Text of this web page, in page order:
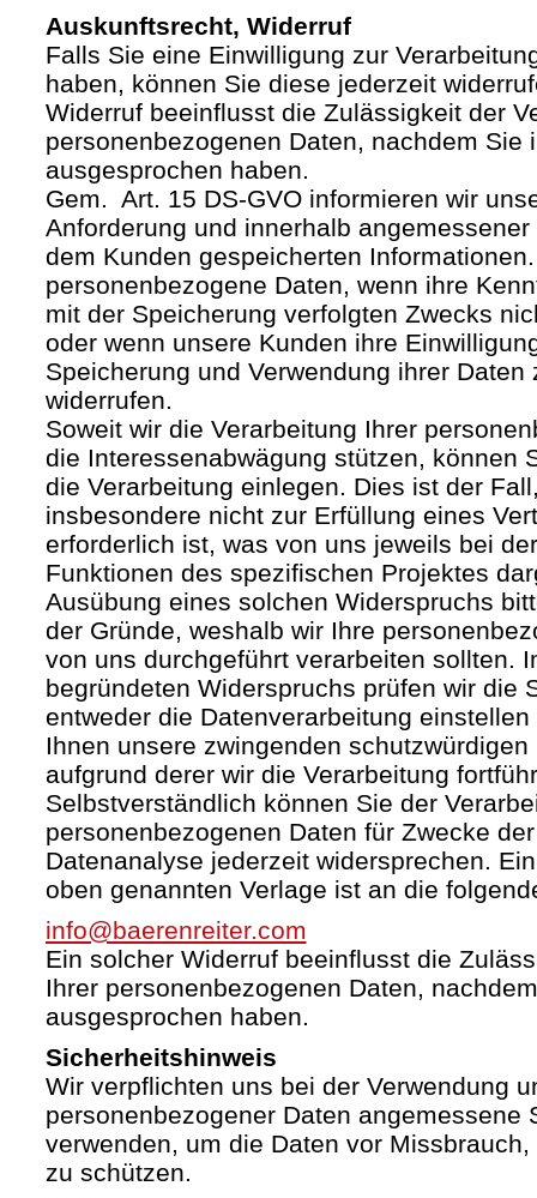
Auskunftsrecht, Widerruf
Falls Sie eine Einwilligung zur
haben, können Sie diese jederzeit
Widerruf beeinflusst die Zulässigkeit der
personenbezogenen Daten, nachdem Sie
ausgesprochen haben.
Gem. Art. 15 DS-GVO informieren wir
Anforderung und innerhalb
dem Kunden gespeicherten
personenbezogene Daten, wenn ihre
mit der Speicherung verfolgten Zwecks
oder wenn unsere Kunden ihre
Speicherung und Verwendung ihrer Daten
widerrufen.
Soweit wir die Verarbeitung Ihrer
die Interessenabwägung stützen, können
die Verarbeitung einlegen. Dies ist der
insbesondere nicht zur Erfüllung eines
erforderlich ist, was von uns jeweils bei
Funktionen des spezifischen Projektes
Ausübung eines solchen Widerspruchs
der Gründe, weshalb wir Ihre
von uns durchgeführt verarbeiten sollten.
begründeten Widerspruchs prüfen wir die
entweder die Datenverarbeitung
Ihnen unsere zwingenden
aufgrund derer wir die Verarbeitung
Selbstverständlich können Sie der
personenbezogenen Daten für Zwecke
Datenanalyse jederzeit widersprechen.
oben genannten Verlage ist an die
info@baerenreiter.com
Ein solcher Widerruf beeinflusst die
Ihrer personenbezogenen Daten,
ausgesprochen haben.
Sicherheitshinweis
Wir verpflichten uns bei der Verwendung
personenbezogener Daten angemessene
verwenden, um die Daten vor
zu schützen.